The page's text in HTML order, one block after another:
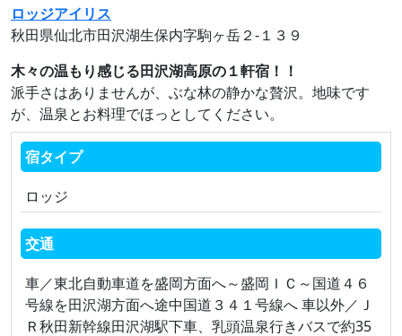
ロッジアイリス
秋田県仙北市田沢湖生保内字駒ヶ岳２‐１３９
木々の温もり感じる田沢湖高原の１軒宿！！
派手さはありませんが、ぶな林の静かな贅沢。地味です
が、温泉とお料理でほっとしてください。
宿タイプ
ロッジ
交通
車／東北自動車道を盛岡方面へ～盛岡ＩＣ～国道４６
号線を田沢湖方面へ途中国道３４１号線へ 車以外／Ｊ
Ｒ秋田新幹線田沢湖駅下車、乳頭温泉行きバスで約35